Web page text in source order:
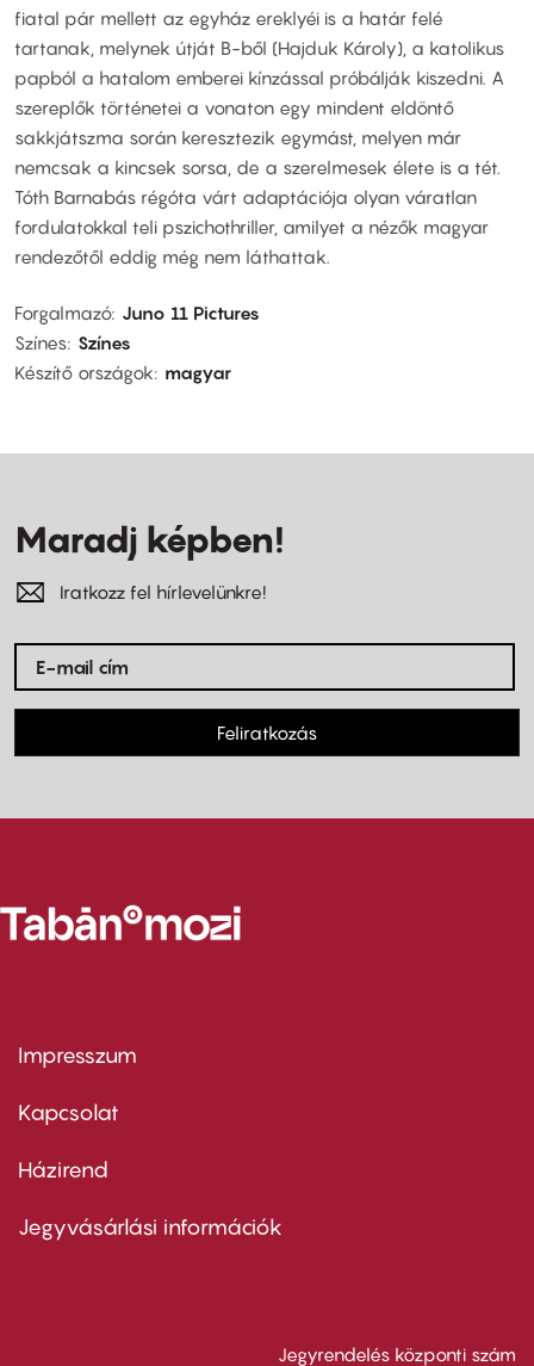
fiatal pár mellett az egyház ereklyéi is a határ felé
tartanak, melynek útját B-ből (Hajduk Károly), a katolikus
papból a hatalom emberei kínzással próbálják kiszedni. A
szereplők történetei a vonaton egy mindent eldöntő
sakkjátszma során keresztezik egymást, melyen már
nemcsak a kincsek sorsa, de a szerelmesek élete is a tét.
Tóth Barnabás régóta várt adaptációja olyan váratlan
fordulatokkal teli pszichothriller, amilyet a nézők magyar
rendezőtől eddig még nem láthattak.
Forgalmazó Juno 11 Pictures
Színes Színes
Készítő országok
magyar
Maradj képben!
Iratkozz fel hírlevelünkre!
Feliratkozás
Footer
first
Impresszum
Kapcsolat
Footer
second
Házirend
Jegyvásárlási információk
Jegyrendelés központi szám